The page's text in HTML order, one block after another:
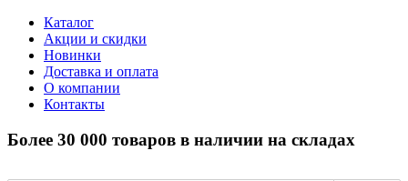
Каталог
Акции и скидки
Новинки
Доставка и оплата
О компании
Контакты
Более 30 000 товаров в наличии на складах